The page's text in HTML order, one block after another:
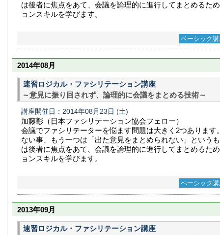
は後者に焦点をあて、会議を論理的に進行してまとめるた
ョンスキルを学びます。
ベーシック
2014年08月
速習ロジカル・ファシリテーション講座
～意見に振り回されず、論理的に会議をまとめる技術～
講座開催日：2014年08月23日 (土)
加藤彰（日本ファシリテーション協会フェロー）
会議でファシリテーターを悩ます問題は大きく2つあります
ない事、もう一つは「出た意見をまとめられない」という
は後者に焦点をあて、会議を論理的に進行してまとめるた
ョンスキルを学びます。
ベーシック
2013年09月
速習ロジカル・ファシリテーション講座